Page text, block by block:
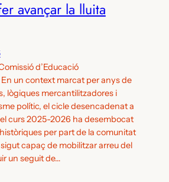
avançar la lluita
d’Educació
un context marcat per anys de
lògiques mercantilitzadores i
polític, el cicle desencadenat a
curs 2025-2026 ha desembocat
per part de la comunitat
capaç de mobilitzar arreu del
un seguit de…